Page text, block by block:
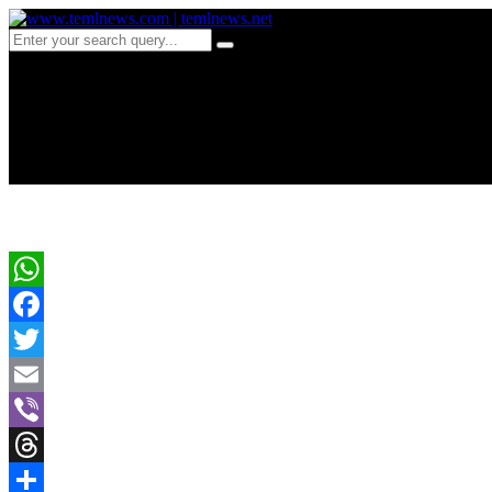
WhatsApp
Facebook
Twitter
Email
Viber
Threads